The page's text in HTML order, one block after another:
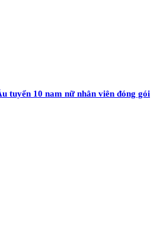
tuyển 10 nam nữ nhân viên đóng gói